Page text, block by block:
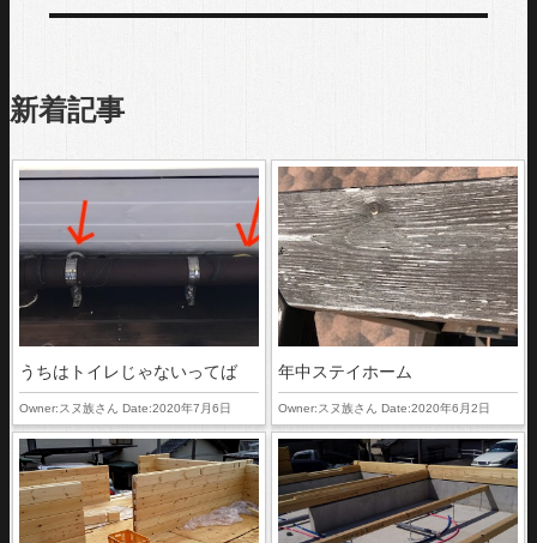
ー
ョ
ン
新着記事
うちはトイレじゃないってば
Owner:スヌ族さん Date:2020年7月6日
年中ステイホーム
Owner:スヌ族さん Date:2020年6月2日